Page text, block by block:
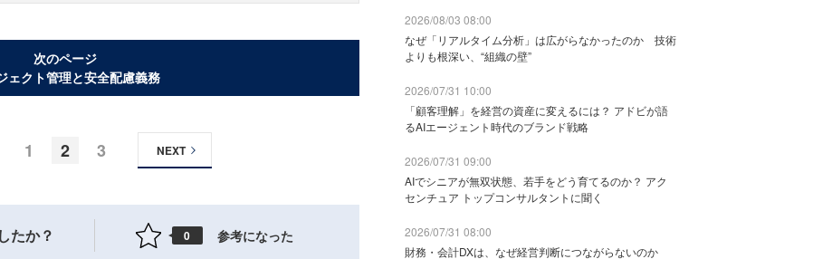
次のページ
ェクト管理と安全配慮義務
1 2 3 NEXT
たか？ 0 参考になった
2026/08/03 08:00
なぜ「リアルタイム分析」は広がらなかったのか 技術
よりも根深い、“組織の壁”
2026/07/31 10:00
「顧客理解」を経営の資産に変えるには？ アドビが語
るAIエージェント時代のブランド戦略
2026/07/31 09:00
AIでシニアが無双状態、若手をどう育てるのか？ アク
センチュア トップコンサルタントに聞く
2026/07/31 08:00
財務・会計DXは、なぜ経営判断につながらないのか